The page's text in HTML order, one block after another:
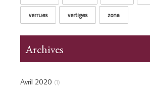
verrues vertiges zona
Archives
Avril 2020 (1)